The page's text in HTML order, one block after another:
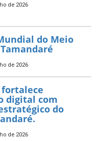
de 2026
para
pública do
de 2026
abre
o Festival
2026
de 2026